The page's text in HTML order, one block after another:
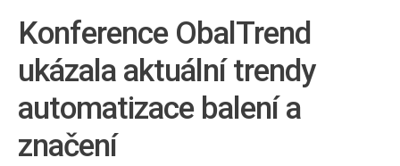
Konference ObalTrend
ukázala aktuální trendy
automatizace balení a
značení